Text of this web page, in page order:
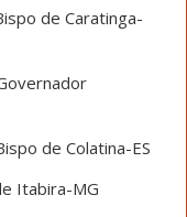
de Caratinga-
de Colatina-ES
Itabira-MG